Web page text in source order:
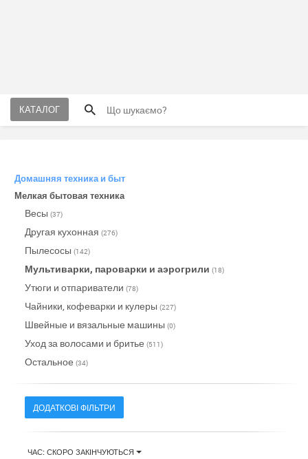
КАТАЛОГ
Домашняя техника и быт
Мелкая бытовая техника
Весы (37)
Другая кухонная (276)
Пылесосы (142)
Мультиварки, пароварки и аэрогрили (18)
Утюги и отпариватели (78)
Чайники, кофеварки и кулеры (227)
Швейные и вязальные машины (0)
Уход за волосами и бритье (511)
Остальное (34)
ДОДАТКОВІ ФІЛЬТРИ
ЧАС: СКОРО ЗАКІНЧУЮТЬСЯ